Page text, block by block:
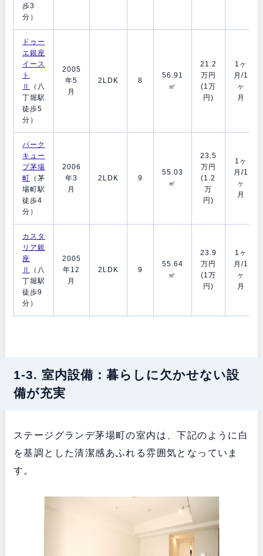
歩3
分）
ドゥー
エ銀座
イース
ト
Ⅱ
（八
丁堀駅
徒歩5
分）
2005
年5
月
2LDK 8
56.91
㎡
21.2
万円
(1万
円)
1ヶ
月/1
ヶ
月
パーク
キュー
ブ茅場
町 （茅
場町駅
徒歩4
分）
2006
年3
月
2LDK 9
55.03
㎡
23.5
万円
(1.2
万
円)
1ヶ
月/1
ヶ
月
カスタ
リア銀
座
Ⅱ
（八
丁堀駅
徒歩9
分）
2005
年12
月
2LDK 9
55.64
㎡
23.9
万円
(1万
円)
1ヶ
月/1
ヶ
月
1-3. 室内設備：暮らしに欠かせない設
備が充実
ステージグランデ茅場町の室内は、下記のように白
を基調とした清潔感あふれる雰囲気となっていま
す。